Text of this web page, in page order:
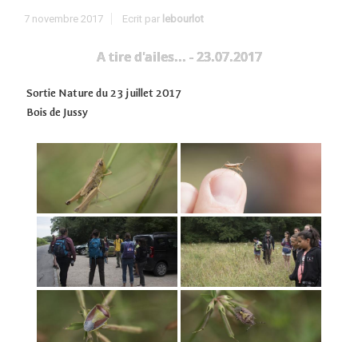
7 novembre 2017 Ecrit par lebourlot
A tire d'ailes... - 23.07.2017
Sortie Nature du 23 juillet 2017
Bois de Jussy